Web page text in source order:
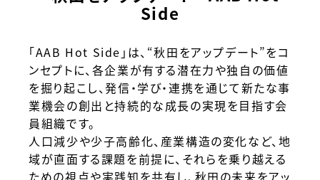
Side
「AAB Hot Side」は、“秋田をアップデート”をコ
ンセプトに、各企業が有する潜在力や独自の価値
を掘り起こし、発信・学び・連携を通じて新たな事
業機会の創出と持続的な成長の実現を目指す会
員組織です。
人口減少や少子高齢化、産業構造の変化など、地
域が直面する課題を前提に、それらを乗り越える